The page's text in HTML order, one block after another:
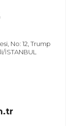
No: 12, Trump
İSTANBUL